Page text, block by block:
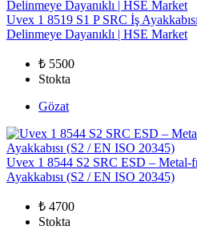
Uvex 1 8519 S1 P SRC İş
Delinmeye Dayanıklı | HSE Market
₺ 5500
Stokta
Gözat
Uvex 1 8544 S2 SRC ESD –
Ayakkabısı (S2 / EN ISO 20345)
₺ 4700
Stokta